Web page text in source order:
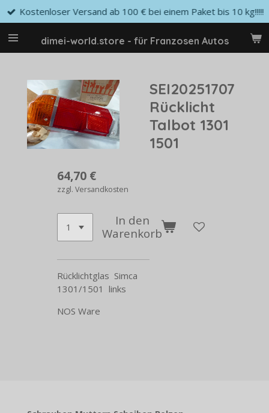
Zum
Hauptinhalt
springendimei-world.store - für Franzosen Autos
Kostenloser Versand ab 100 € bei einem Paket bis 10 kg!!!!!
SEI20251707
Rücklicht
Talbot 1301
1501
64,70 €
zzgl. Versandkosten
In den
Warenkorb
Rücklichtglas Simca
1301/1501 links
NOS Ware